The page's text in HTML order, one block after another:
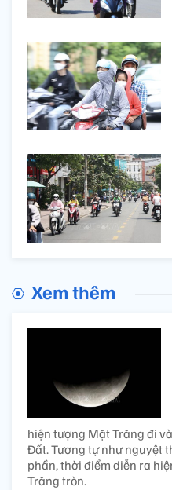
Xem thêm
hiện tượng Mặt Trăng đi
Đất. Tương tự như nguyệt
phần, thời điểm diễn ra
Trăng tròn.